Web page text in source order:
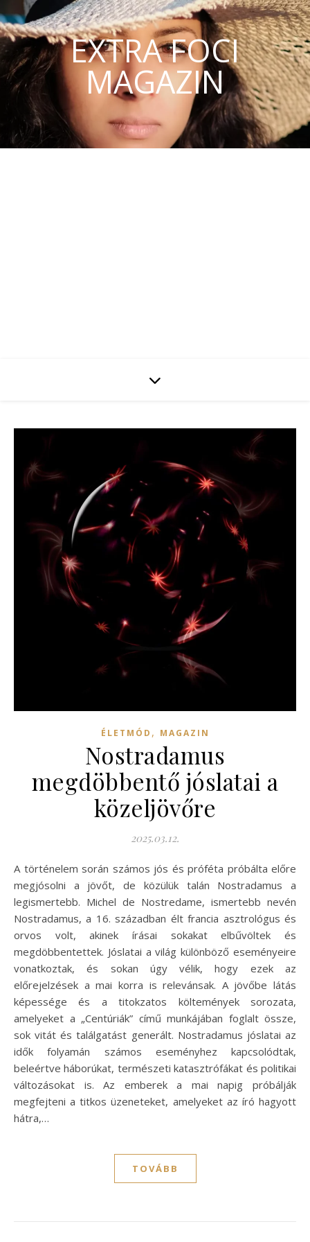
EXTRA FOCI
MAGAZIN
ÉLETMÓD , MAGAZIN
Nostradamus
megdöbbentő jóslatai a
közeljövőre
2025.03.12.
A történelem során számos jós és próféta próbálta előre
megjósolni a jövőt, de közülük talán Nostradamus a
legismertebb. Michel de Nostredame, ismertebb nevén
Nostradamus, a 16. században élt francia asztrológus és
orvos volt, akinek írásai sokakat elbűvöltek és
megdöbbentettek. Jóslatai a világ különböző eseményeire
vonatkoztak, és sokan úgy vélik, hogy ezek az
előrejelzések a mai korra is relevánsak. A jövőbe látás
képessége és a titokzatos költemények sorozata,
amelyeket a „Centúriák” című munkájában foglalt össze,
sok vitát és találgatást generált. Nostradamus jóslatai az
idők folyamán számos eseményhez kapcsolódtak,
beleértve háborúkat, természeti katasztrófákat és politikai
változásokat is. Az emberek a mai napig próbálják
megfejteni a titkos üzeneteket, amelyeket az író hagyott
hátra,…
TOVÁBB